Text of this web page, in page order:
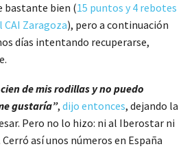
bastante bien (15 puntos y 4 rebotes
Zaragoza), pero a continuación
días intentando recuperarse,
de mis rodillas y no puedo
gustaría”, dijo entonces, dejando la
Pero no lo hizo: ni al Iberostar ni
así unos números en España